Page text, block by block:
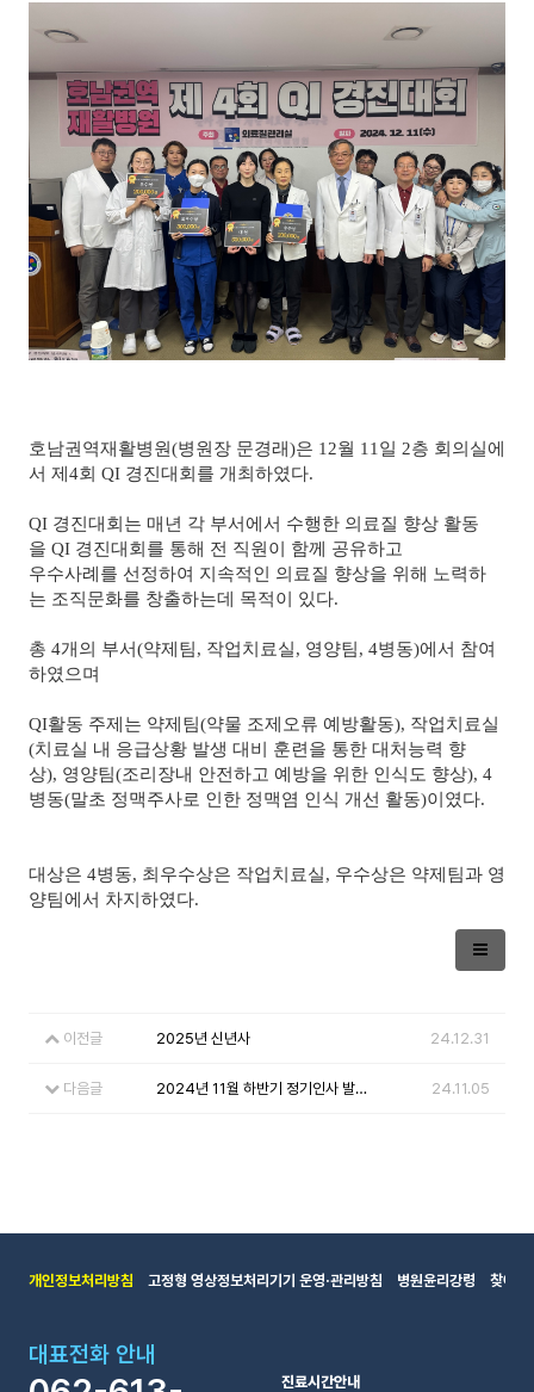
호남권역재활병원(병원장 문경래)은 12월 11일 2층 회의실에
서 제4회 QI 경진대회를 개최하였다.
QI 경진대회는 매년 각 부서에서 수행한 의료질 향상 활동
을 QI 경진대회를 통해 전 직원이 함께 공유하고
우수사례를 선정하여 지속적인 의료질 향상을 위해 노력하
는 조직문화를 창출하는데 목적이 있다.
총 4개의 부서(약제팀, 작업치료실, 영양팀, 4병동)에서 참여
하였으며
QI활동 주제는 약제팀(약물 조제오류 예방활동), 작업치료실
(치료실 내 응급상황 발생 대비 훈련을 통한 대처능력 향
상), 영양팀(조리장내 안전하고 예방을 위한 인식도 향상), 4
병동(말초 정맥주사로 인한 정맥염 인식 개선 활동)이였다.
대상은 4병동, 최우수상은 작업치료실, 우수상은 약제팀과 영
양팀에서 차지하였다.
이전글 2025년 신년사 24.12.31
다음글 2024년 11월 하반기 정기인사 발령 임명장 수여식 24.11.05
개인정보처리방침 고정형 영상정보처리기기 운영·관리방침 병원윤리강령 찾아오
대표전화 안내
진료시간안내